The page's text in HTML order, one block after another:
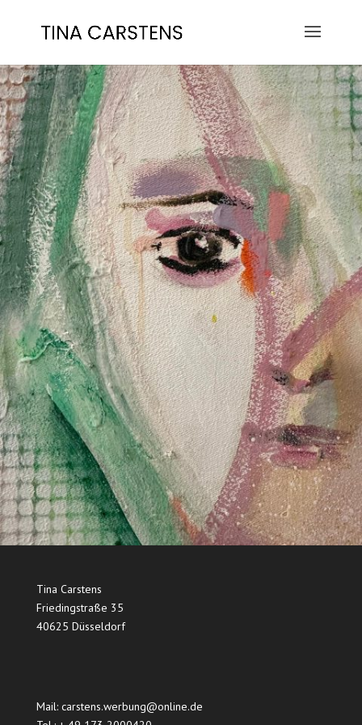
Tina Carstens
Friedingstraße 35
40625 Düsseldorf
Mail: carstens.werbung@online.de